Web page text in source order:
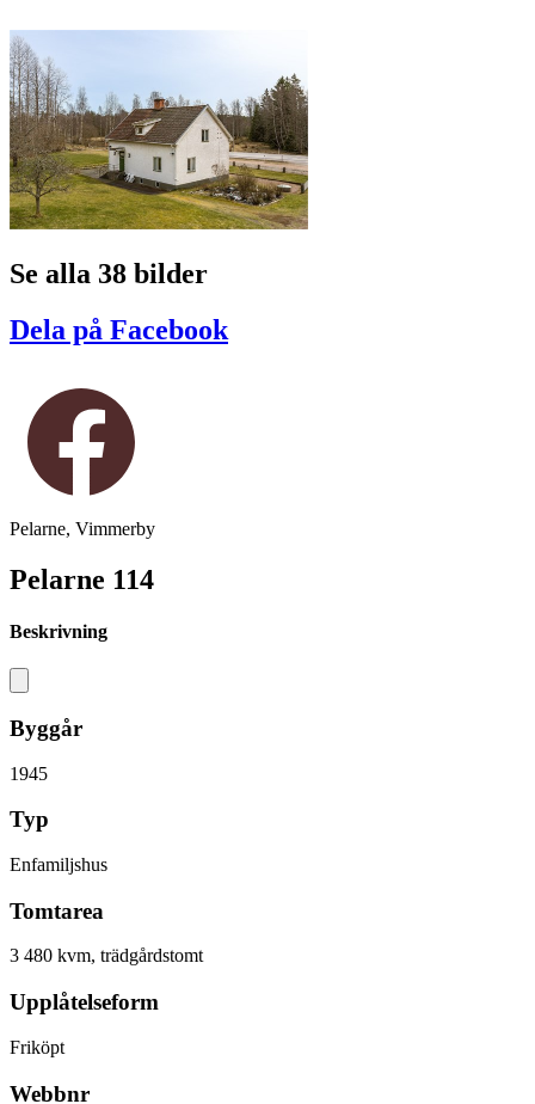
Se alla 38 bilder
Dela på Facebook
Pelarne, Vimmerby
Pelarne 114
Beskrivning
Byggår
1945
Typ
Enfamiljshus
Tomtarea
3 480 kvm, trädgårdstomt
Upplåtelseform
Friköpt
Webbnr